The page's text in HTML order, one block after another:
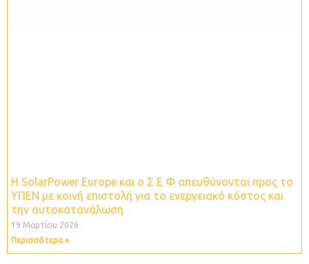
Η SolarPower Europe και ο Σ Ε Φ απευθύνονται προς το
ΥΠΕΝ με κοινή επιστολή για το ενεργειακό κόστος και
την αυτοκατανάλωση
19 Μαρτίου 2026
Περισσότερα »